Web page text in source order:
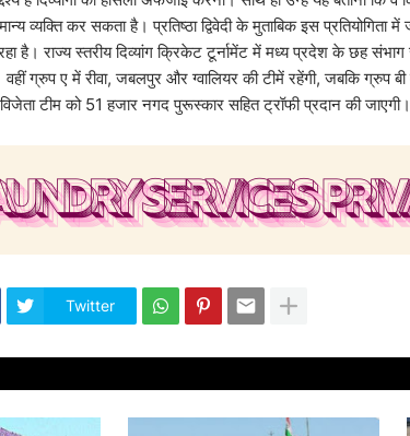
व्यक्ति कर सकता है। प्रतिष्ठा द्विवेदी के मुताबिक इस
है। राज्य स्तरीय दिव्यांग क्रिकेट टूर्नामेंट में मध्य प्रदेश के छह
ग्रुप ए में रीवा, जबलपुर और ग्वालियर की टीमें रहेंगी, जबकि ग्रुप
विजेता टीम को 51 हजार नगद पुरूस्कार सहित ट्रॉफी प्रदान की जाएगी।
Twitter